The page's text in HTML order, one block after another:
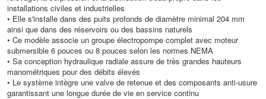
installations civiles et industrielles
• Elle s'installe dans des puits profonds de diamètre minimal 204 mm
ainsi que dans des réservoirs ou des bassins naturels
• Ce modèle associe un groupe électropompe complet avec moteur
submersible 6 pouces ou 8 pouces selon les normes NEMA
• Sa conception hydraulique radiale assure de très grandes hauteurs
manométriques pour des débits élevés
• Le système intègre une valve de retenue et des composants anti-usure
garantissant une longue durée de vie en service continu